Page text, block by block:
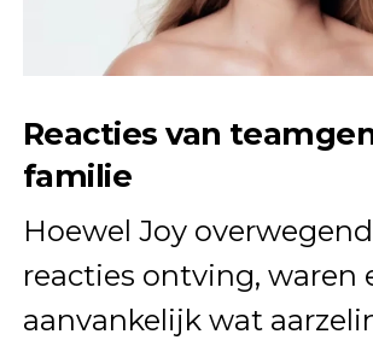
Reacties van
familie
Hoewel Joy
reacties ontving, waren
aanvankelijk wat